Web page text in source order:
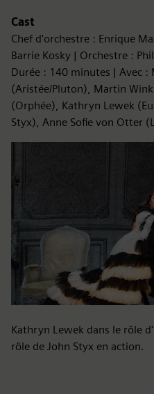
Cast
Chef d'orchestre : Enrique
Barrie Kosky | Orchestre :
Durée : 140 minutes | Avec :
(Aristée/Pluton), Martin
(Orphée), Kathryn Lewek
Styx), Anne Sofie von Otter
Kathryn Lewek dans le rôle
rôle de John Styx en action.